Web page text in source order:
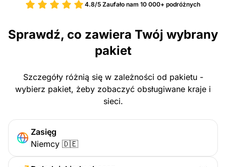
4.8/5Zaufało nam 10 000+ podróżnych
Sprawdź, co zawiera Twój wybrany
pakiet
Szczegóły różnią się w zależności od pakietu -
wybierz pakiet, żeby zobaczyć obsługiwane kraje i
sieci.
Zasięg
Niemcy 🇩🇪